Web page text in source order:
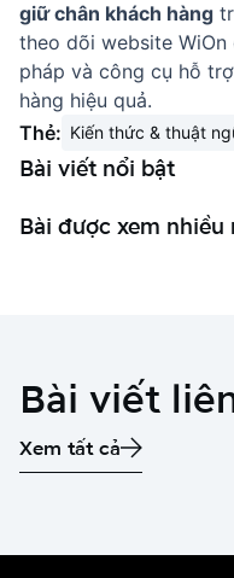
giữ chân khách hàng
theo dõi website WiOn
pháp và công cụ hỗ
hàng hiệu quả.
Thẻ: Kiến thức & thuật
Bài viết nổi bật
Bài được xem nhiều
Bài viết
Xem tất cả